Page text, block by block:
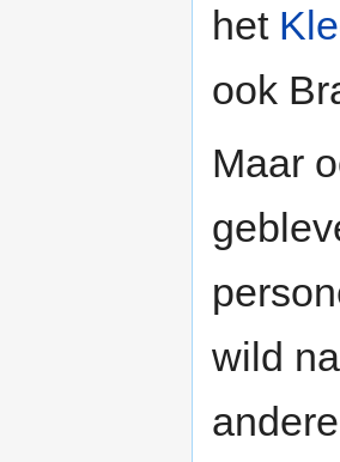
het
ook
Maar
wild